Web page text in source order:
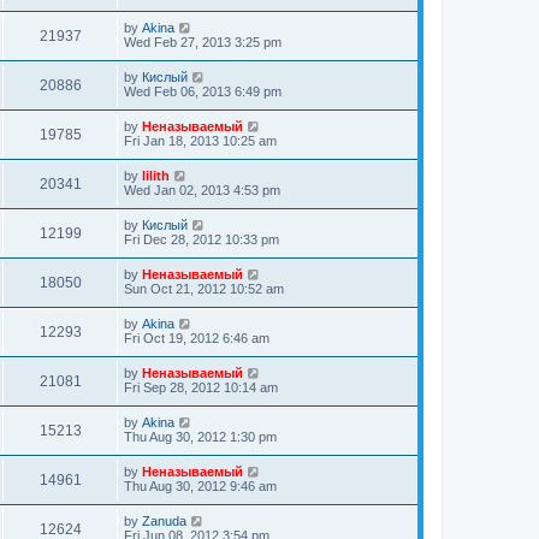
21937 by Akina
Wed Feb 27, 2013 3:25 pm
20886 by Кислый
Wed Feb 06, 2013 6:49 pm
19785 by Неназываемый
Fri Jan 18, 2013 10:25 am
20341 by lilith
Wed Jan 02, 2013 4:53 pm
12199 by Кислый
Fri Dec 28, 2012 10:33 pm
18050 by Неназываемый
Sun Oct 21, 2012 10:52 am
12293 by Akina
Fri Oct 19, 2012 6:46 am
21081 by Неназываемый
Fri Sep 28, 2012 10:14 am
15213 by Akina
Thu Aug 30, 2012 1:30 pm
14961 by Неназываемый
Thu Aug 30, 2012 9:46 am
12624 by Zanuda
Fri Jun 08, 2012 3:54 pm